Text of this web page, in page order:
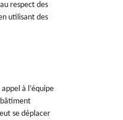
respect des
utilisant des
à l’équipe
bâtiment
se déplacer